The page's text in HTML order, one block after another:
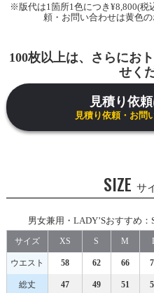
※版代は1箇所1色につき¥8,800(税
頼・お問い合わせは黄色
100枚以上は、さらにお
せく
見積り依
見積り依頼・お問
SIZE サ
男女兼用・LADY’Sおすすめ
サイズ XS S M
ウエスト 58 62 66
総丈 47 49 51